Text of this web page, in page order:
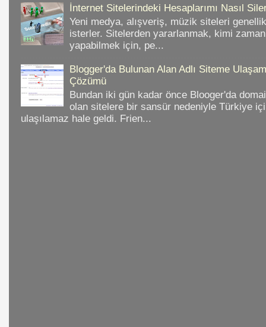
İnternet Sitelerindeki Hesaplarımı Nasıl
Yeni medya, alışveriş, müzik siteleri
isterler. Sitelerden yararlanmak, kimi
yapabilmek için, pe...
Blogger'da Bulunan Alan Adlı Siteme
Çözümü
Bundan iki gün kadar önce Blooger'da
olan sitelere bir sansür nedeniyle Türkiye
ulaşılamaz hale geldi. Frien...